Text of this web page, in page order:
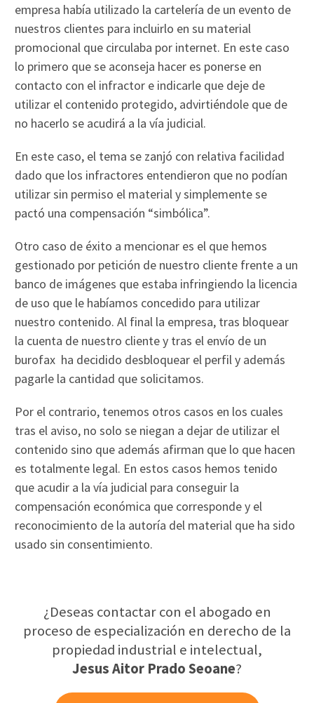
empresa había utilizado la cartelería de un evento de
nuestros clientes para incluirlo en su material
promocional que circulaba por internet. En este caso
lo primero que se aconseja hacer es ponerse en
contacto con el infractor e indicarle que deje de
utilizar el contenido protegido, advirtiéndole que de
no hacerlo se acudirá a la vía judicial.
En este caso, el tema se zanjó con relativa facilidad
dado que los infractores entendieron que no podían
utilizar sin permiso el material y simplemente se
pactó una compensación “simbólica”.
Otro caso de éxito a mencionar es el que hemos
gestionado por petición de nuestro cliente frente a un
banco de imágenes que estaba infringiendo la licencia
de uso que le habíamos concedido para utilizar
nuestro contenido. Al final la empresa, tras bloquear
la cuenta de nuestro cliente y tras el envío de un
burofax ha decidido desbloquear el perfil y además
pagarle la cantidad que solicitamos.
Por el contrario, tenemos otros casos en los cuales
tras el aviso, no solo se niegan a dejar de utilizar el
contenido sino que además afirman que lo que hacen
es totalmente legal. En estos casos hemos tenido
que acudir a la vía judicial para conseguir la
compensación económica que corresponde y el
reconocimiento de la autoría del material que ha sido
usado sin consentimiento.
¿Deseas contactar con el abogado en
proceso de especialización en derecho de la
propiedad industrial e intelectual,
Jesus Aitor Prado Seoane?